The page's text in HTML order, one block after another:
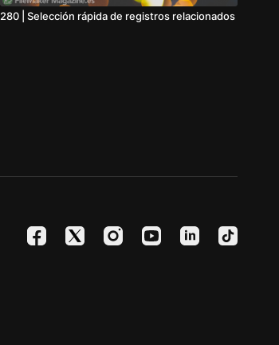
280 | Selección rápida de registros relacionados